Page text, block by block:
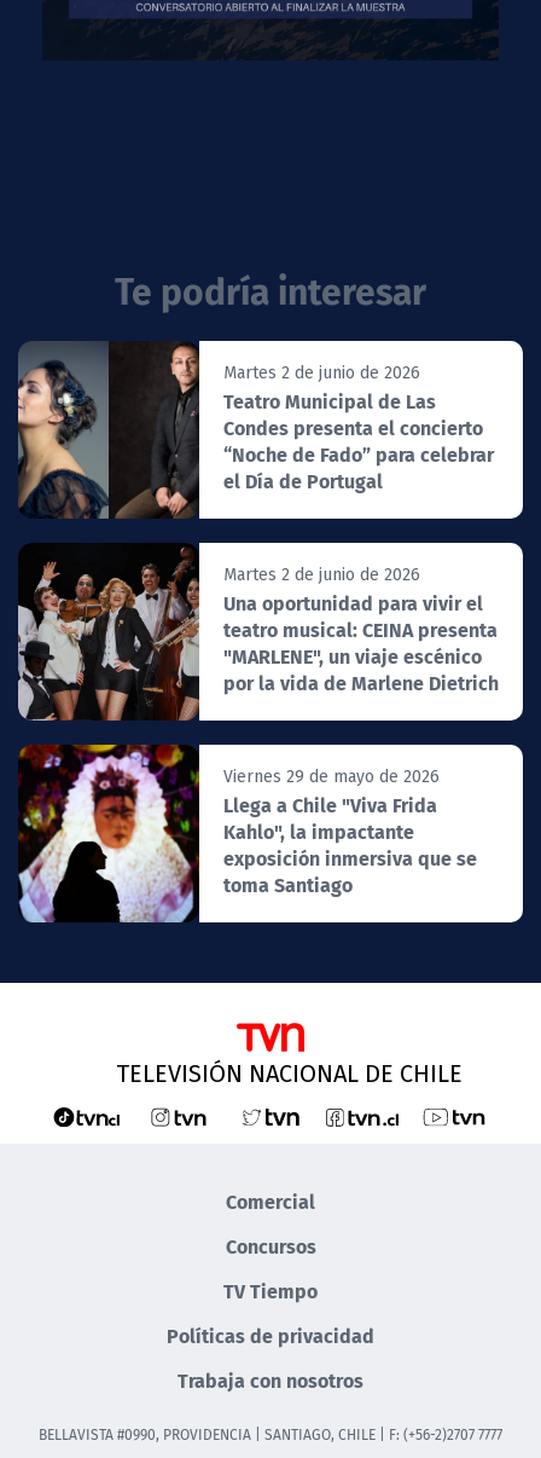
Te podría interesar
Martes 2 de junio de 2026
Teatro Municipal de Las
Condes presenta el concierto
“Noche de Fado” para celebrar
el Día de Portugal
Martes 2 de junio de 2026
Una oportunidad para vivir el
teatro musical: CEINA presenta
"MARLENE", un viaje escénico
por la vida de Marlene Dietrich
Viernes 29 de mayo de 2026
Llega a Chile "Viva Frida
Kahlo", la impactante
exposición inmersiva que se
toma Santiago
TELEVISIÓN NACIONAL DE CHILE
Comercial
Concursos
TV Tiempo
Políticas de privacidad
Trabaja con nosotros
BELLAVISTA #0990, PROVIDENCIA | SANTIAGO, CHILE | F: (+56-2)2707 7777